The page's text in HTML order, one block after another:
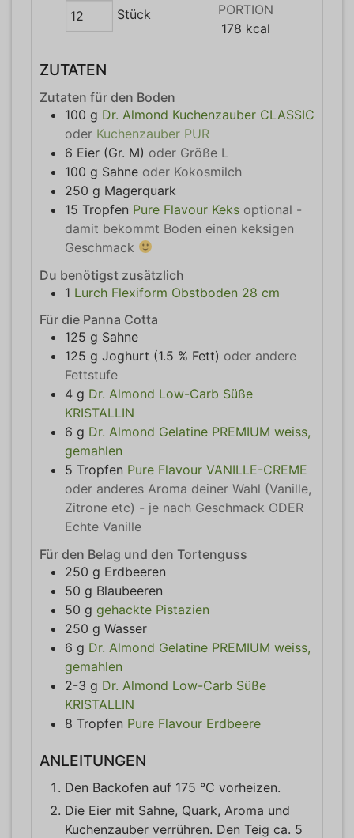
Stück
PORTION
178 kcal
ZUTATEN
Zutaten für den Boden
100 g Dr. Almond Kuchenzauber CLASSIC
oder Kuchenzauber PUR
6 Eier (Gr. M) oder Größe L
100 g Sahne oder Kokosmilch
250 g Magerquark
15 Tropfen Pure Flavour Keks optional -
damit bekommt Boden einen keksigen
Geschmack
Du benötigst zusätzlich
1 Lurch Flexiform Obstboden 28 cm
Für die Panna Cotta
125 g Sahne
125 g Joghurt (1.5 % Fett) oder andere
Fettstufe
4 g Dr. Almond Low-Carb Süße
KRISTALLIN
6 g Dr. Almond Gelatine PREMIUM weiss,
gemahlen
5 Tropfen Pure Flavour VANILLE-CREME
oder anderes Aroma deiner Wahl (Vanille,
Zitrone etc) - je nach Geschmack ODER
Echte Vanille
Für den Belag und den Tortenguss
250 g Erdbeeren
50 g Blaubeeren
50 g gehackte Pistazien
250 g Wasser
6 g Dr. Almond Gelatine PREMIUM weiss,
gemahlen
2-3 g Dr. Almond Low-Carb Süße
KRISTALLIN
8 Tropfen Pure Flavour Erdbeere
ANLEITUNGEN
Den Backofen auf 175 °C vorheizen.
Die Eier mit Sahne, Quark, Aroma und
Kuchenzauber verrühren. Den Teig ca. 5